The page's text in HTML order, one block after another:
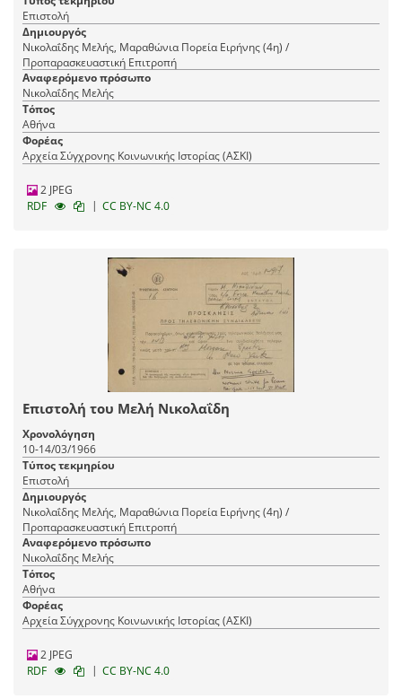
Επιστολή
Δημιουργός
Νικολαΐδης Μελής, Μαραθώνια Πορεία Ειρήνης (4η) /
Προπαρασκευαστική Επιτροπή
Αναφερόμενο πρόσωπο
Νικολαΐδης Μελής
Τόπος
Αθήνα
Φορέας
Αρχεία Σύγχρονης Κοινωνικής Ιστορίας (ΑΣΚΙ)
2 JPEG
RDF
| CC BY-NC 4.0
Επιστολή του Μελή Νικολαΐδη
Χρονολόγηση
10-14/03/1966
Τύπος τεκμηρίου
Επιστολή
Δημιουργός
Νικολαΐδης Μελής, Μαραθώνια Πορεία Ειρήνης (4η) /
Προπαρασκευαστική Επιτροπή
Αναφερόμενο πρόσωπο
Νικολαΐδης Μελής
Τόπος
Αθήνα
Φορέας
Αρχεία Σύγχρονης Κοινωνικής Ιστορίας (ΑΣΚΙ)
2 JPEG
RDF
| CC BY-NC 4.0